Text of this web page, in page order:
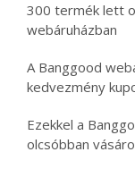
300 termék lett
webáruházban
A Banggood
kedvezmény
Ezekkel a
olcsóbban